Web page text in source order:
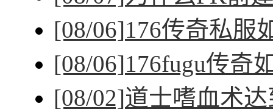
[08/06]176传奇私服
[08/06]176fugu传奇
[08/02]道士嗜血术